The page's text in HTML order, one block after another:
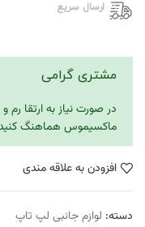
ارسال سریع
مشتری گرامی
در صورت نیاز به ارتقا رم
ماکسیموس هماهنگ
افزودن به علاقه مندی
دسته: لوازم جانبی لپ تاپ